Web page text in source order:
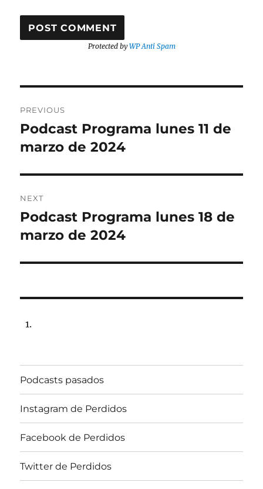
Protected byWP Anti Spam
navigation
PREVIOUS
Previous
post:
Podcast Programa lunes 11 de
marzo de 2024
NEXT
Next
post:
Podcast Programa lunes 18 de
marzo de 2024
Podcasts pasados
Instagram de Perdidos
Facebook de Perdidos
Twitter de Perdidos